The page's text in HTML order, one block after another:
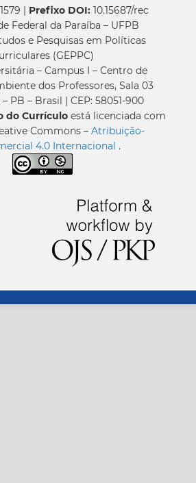
| Prefixo DOI:10.15687/rec
Federal da Paraíba – UFPB
e Pesquisas em Políticas
(GEPPC)
– Campus I – Centro de
dos Professores, Sala 03
PB – Brasil | CEP: 58051-900
do Currículo está licenciada com
Commons – Atribuição-
4.0 Internacional .